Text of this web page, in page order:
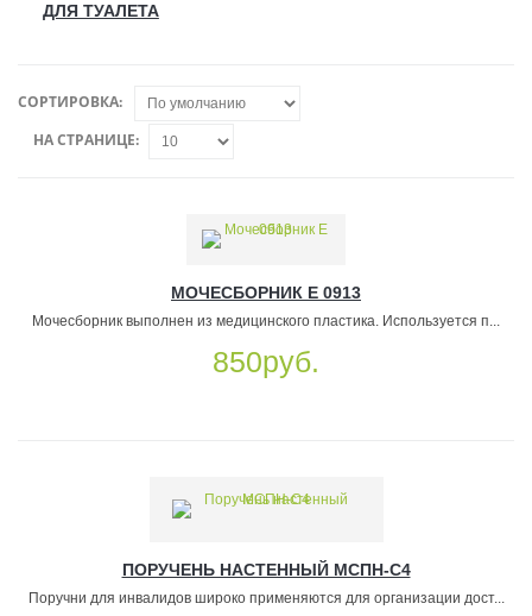
ДЛЯ ТУАЛЕТА
СОРТИРОВКА:
НА СТРАНИЦЕ:
МОЧЕСБОРНИК Е 0913
Мочесборник выполнен из медицинского пластика. Используется п...
850руб.
ПОРУЧЕНЬ НАСТЕННЫЙ МСПН-С4
Поручни для инвалидов широко применяются для организации дост...